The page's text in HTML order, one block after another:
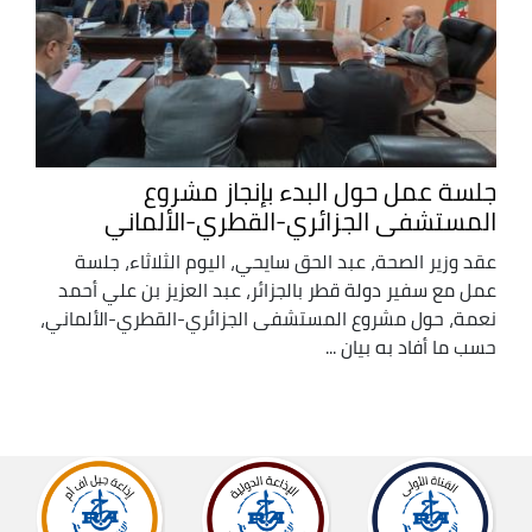
جلسة عمل حول البدء بإنجاز مشروع
المستشفى الجزائري-القطري-الألماني
عقد وزير الصحة، عبد الحق سايحي، اليوم الثلاثاء، جلسة
عمل مع سفير دولة قطر بالجزائر، عبد العزيز بن علي أحمد
نعمة، حول مشروع المستشفى الجزائري-القطري-الألماني،
حسب ما أفاد به بيان ...